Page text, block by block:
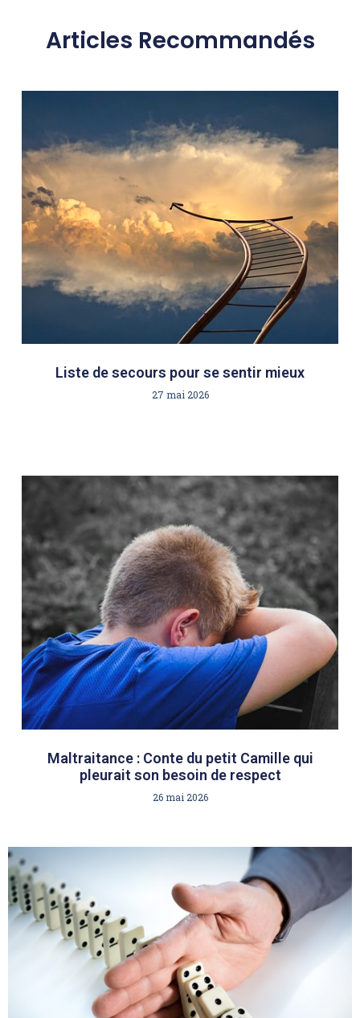
Articles Recommandés
Liste de secours pour se sentir mieux
27 mai 2026
Maltraitance : Conte du petit Camille qui
pleurait son besoin de respect
26 mai 2026